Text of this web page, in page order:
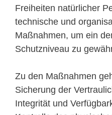
Freiheiten natürlicher
technische und
Maßnahmen, um ein
Schutzniveau zu
Zu den Maßnahmen
Sicherung der
Integrität und